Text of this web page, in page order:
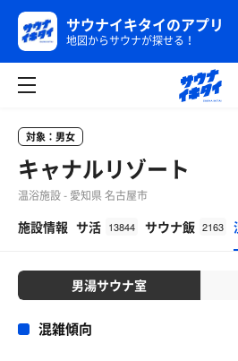
サウナイキタイのアプリ
地図からサウナが探せる！
対象：男女
キャナルリゾート
温浴施設 - 愛知県 名古屋市
施設情報 サ活 13844 サウナ飯 2163
男湯サウナ室
混雑傾向